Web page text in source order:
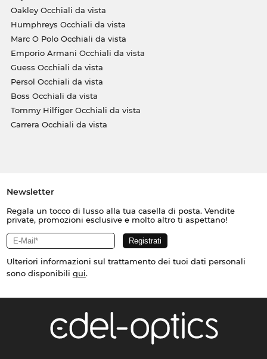
Oakley Occhiali da vista
Humphreys Occhiali da vista
Marc O Polo Occhiali da vista
Emporio Armani Occhiali da vista
Guess Occhiali da vista
Persol Occhiali da vista
Boss Occhiali da vista
Tommy Hilfiger Occhiali da vista
Carrera Occhiali da vista
Newsletter
Regala un tocco di lusso alla tua casella di posta. Vendite
private, promozioni esclusive e molto altro ti aspettano!
Ulteriori informazioni sul trattamento dei tuoi dati personali
sono disponibili qui.